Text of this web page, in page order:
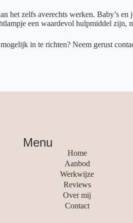
het zelfs averechts werken. Baby’s
een waardevol hulpmiddel
in te richten? Neem gerust
Menu
Home
Aanbod
Werkwijze
Reviews
Over mij
Contact